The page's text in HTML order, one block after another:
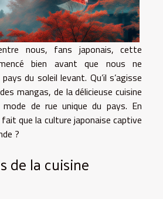
nous, fans japonais, cette
bien avant que nous ne
du soleil levant. Qu’il s’agisse
mangas, de la délicieuse cuisine
de rue unique du pays. En
que la culture japonaise captive
?
de la cuisine